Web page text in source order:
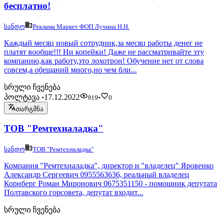
бесплатно!
სანდო Реклама Маркет ФОП Лучина Н.Н.
Каждый месяц новый сотрудник,за месяц работы денег не
платят вообще!!! Ни копейки! Даже не рассматривайте эту
компанию,как работу,это лохотрон! Обучение нет от слова
совсем,а обещаний много,но чем бли...
სრული ჩვენება
პოლტავა •17.12.2022 919•
0
თარგმნა
ТОВ "Ремтехналадка"
სანდო ТОВ "Ремтехналадка"
Компания "Ремтехналадка", директор и "владелец" Яровенко
Александр Сергеевич 0955563636, реальный владелец
Корнберг Роман Миронович 0675351150 - помощник депутата
Полтавского горсовета, депутат входит...
სრული ჩვენება